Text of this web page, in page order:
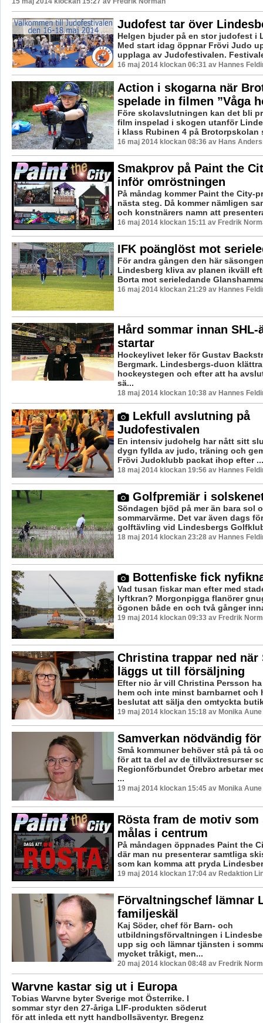
Judofest tar över
Helgen bjuder på en stor judofest i
Med start idag öppnar Frövi Judo
upplaga av Judofestivalen.
16 maj 2014 klockan 06:31 av Hannes
Action i skogarna när
spelade in filmen ”Våga
Före skolavslutningen kan det bli
film inspelad i skogen utanför
i klass Rubinen 4 på Brotorpskolan
16 maj 2014 klockan 08:36 av Hans
Smakprov på Paint the
inför omröstningen
På måndag kommer Paint the City-
nästa steg. Då kommer nämligen
och konstnärers namn att
16 maj 2014 klockan 15:11 av Fredrik
IFK poänglöst mot
För andra gången den här
Lindesberg kliva av planen ikväll
Borta mot serieledande
16 maj 2014 klockan 21:29 av Hannes
Hård sommar innan SHL-
startar
Hockeylivet leker för Gustav
Bergmark. Lindesbergs-duon
hockeystegen och efter att ha
sä...
18 maj 2014 klockan 10:38 av Hannes
Lekfull avslutning på
Judofestivalen
En intensiv judohelg har nått sitt
dygn fyllda av judo, träning och
Frövi Judoklubb packat ihop efter ...
18 maj 2014 klockan 19:56 av Hannes
Golfpremiär i
Söndagen bjöd på mer än bara sol
sommarvärme. Det var även dags
golftävling vid Lindesbergs
18 maj 2014 klockan 23:28 av Hannes
Bottenfiske fick
Vad tusan fiskar man efter med
lyftkran? Morgonpigga flanörer
ögonen både en och två gånger
19 maj 2014 klockan 09:33 av Fredrik
Christina trappar ned när
läggs ut till försäljning
Efter nio år vill Christina Persson
hem och inte minst barnbarnet och
beslutat att sälja den omtyckta
19 maj 2014 klockan 15:18 av Monika Aune
Samverkan nödvändig
Små kommuner behöver stå på tå
för att ta del av de tillväxtresurser
Regionförbundet Örebro arbetar
...
19 maj 2014 klockan 15:45 av Monika Aune
Rösta fram de motiv som
målas i centrum
På måndagen öppnades Paint the
där man nu presenterar samtliga
som kan komma att pryda
19 maj 2014 klockan 17:04 av Redaktion
Förvaltningschef lämnar
familjeskäl
Kaj Söder, chef för Barn- och
utbildningsförvaltningen i
upp sig och lämnar tjänsten i
mycket tråkigt, men...
20 maj 2014 klockan 08:48 av Fredrik
Warvne kastar sig ut i Europa
Tobias Warvne byter Sverige mot Österrike. I
sommar styr den 27-åriga LIF-produkten söderut
för att inleda ett nytt handbollsäventyr. Bregenz